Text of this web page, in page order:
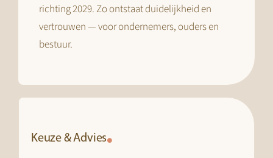
richting 2029. Zo ontstaat duidelijkheid en
vertrouwen — voor ondernemers, ouders en
bestuur.
Keuze & Advies